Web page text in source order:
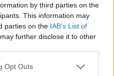
by third parties on the
This information may
parties on the IAB’s List of
further disclose it to other
uses one or more Google
Opt Outs
konkurranse for
to sammenlagtseiere
før, har Bolshunov store
og avsluttes